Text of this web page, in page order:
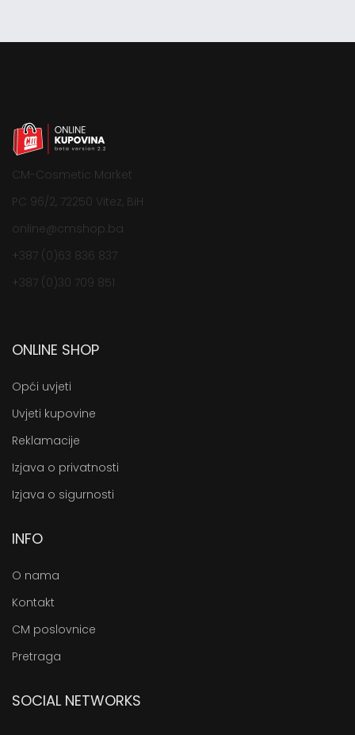
CM-Cosmetic Market
PC 96/2, 72250 Vitez, BiH
online@cmshop.ba
+387 (0)63 836 837
+387 (0)30 709 851
ONLINE SHOP
Opći uvjeti
Uvjeti kupovine
Reklamacije
Izjava o privatnosti
Izjava o sigurnosti
INFO
O nama
Kontakt
CM poslovnice
Pretraga
SOCIAL NETWORKS